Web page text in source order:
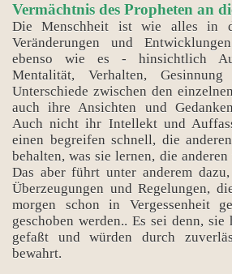
Vermächtnis des Propheten an
Die Menschheit ist wie alles in
Veränderungen und
ebenso wie es - hinsichtlich
Mentalität, Verhalten,
Unterschiede zwischen den
auch ihre Ansichten und
Auch nicht ihr Intellekt und
einen begreifen schnell, die
behalten, was sie lernen, die anderen
Das aber führt unter anderem dazu,
Überzeugungen und Regelungen,
morgen schon in Vergessenheit
geschoben werden.. Es sei denn,
gefaßt und würden durch
bewahrt.